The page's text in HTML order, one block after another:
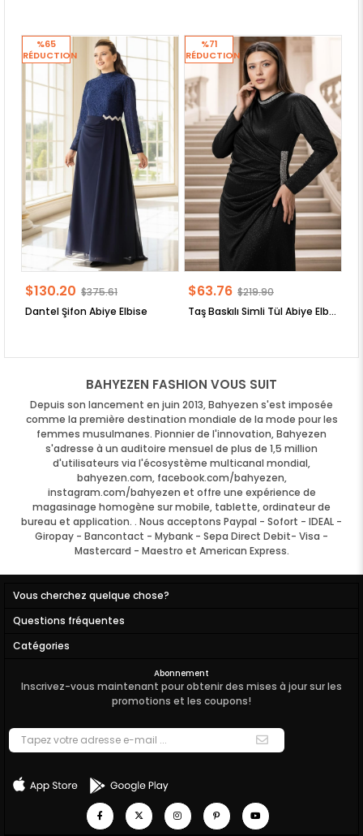
Dantel Şifon Abiye Elbise
$130.20 $375.61
%65
RÉDUCTION
Taş Baskılı Simli Tül Abiye Elbise
$63.76 $219.90
%71
RÉDUCTION
BAHYEZEN FASHION VOUS SUIT
Depuis son lancement en juin 2013, Bahyezen s'est imposée
comme la première destination mondiale de la mode pour les
femmes musulmanes. Pionnier de l'innovation, Bahyezen
s'adresse à un auditoire mensuel de plus de 1,5 million
d'utilisateurs via l'écosystème multicanal mondial,
bahyezen.com, facebook.com/bahyezen,
instagram.com/bahyezen et offre une expérience de
magasinage homogène sur mobile, tablette, ordinateur de
bureau et application. . Nous acceptons Paypal - Sofort - IDEAL -
Giropay - Bancontact - Mybank - Sepa Direct Debit- Visa -
Mastercard - Maestro et American Express.
Vous cherchez quelque chose?
Questions fréquentes
Catégories
Abonnement
Inscrivez-vous maintenant pour obtenir des mises à jour sur les
promotions et les coupons!